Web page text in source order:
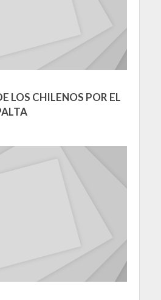
LOS CHILENOS POR EL